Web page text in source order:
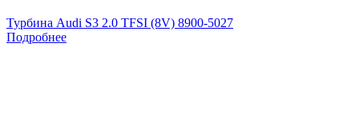
Турбина Audi S3 2.0 TFSI (8V) 8900-5027
Подробнее